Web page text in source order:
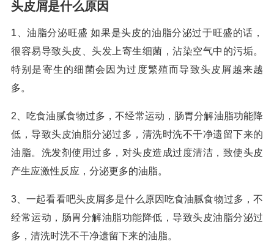
头皮屑是什么原因
1、油脂分泌旺盛 如果是头皮的油脂分泌过于旺盛的话，
很容易导致头皮、头发上寄生细菌，沾染空气中的污垢。
特别是寄生的细菌会因为过度繁殖而导致头皮屑越来越
多。
2、吃食油腻食物过多，不经常运动，肠胃分解油脂功能降
低，导致头皮油脂分泌过多，清洗时洗不干净遗留下来的
油脂。洗发剂使用过多，对头皮造成过度清洁，致使头皮
产生应激性反应，分泌更多的油脂。
3、一起看看吧头皮屑多是什么原因吃食油腻食物过多，不
经常运动，肠胃分解油脂功能降低，导致头皮油脂分泌过
多，清洗时洗不干净遗留下来的油脂。